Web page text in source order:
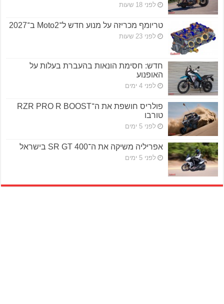
לפני 18 שעות
טריומף מכריזה על מנוע חדש ל־Moto2 ב־2027
לפני 23 שעות
חדש: חסימת הונאות בהעברת בעלות על
האופנוע
לפני 4 ימים
פולריס חושפת את ה־RZR PRO R BOOST
טורבו
לפני 5 ימים
אפריליה משיקה את ה־SR GT 400 בישראל
לפני 5 ימים